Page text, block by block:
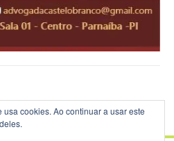
cookies. Ao continuar a usar este